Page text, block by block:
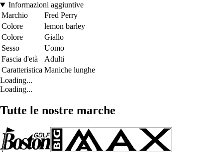
Informazioni aggiuntive
Marchio
Fred Perry
Colore
lemon barley
Colore
Giallo
Sesso
Uomo
Fascia d'età
Adulti
Caratteristica Maniche lunghe
Loading...
Loading...
Tutte le nostre marche